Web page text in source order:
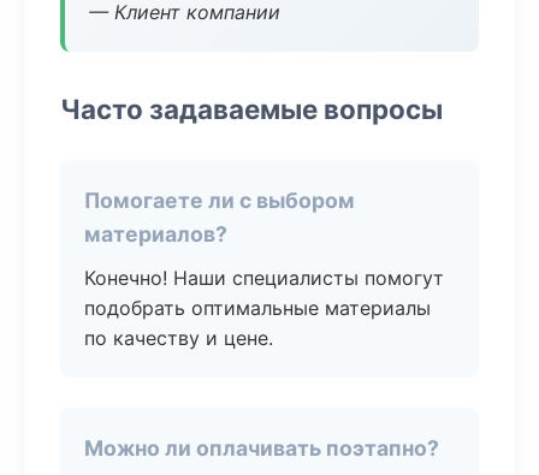
— Клиент компании
Часто задаваемые вопросы
Помогаете ли с выбором
материалов?
Конечно! Наши специалисты помогут
подобрать оптимальные материалы
по качеству и цене.
Можно ли оплачивать поэтапно?